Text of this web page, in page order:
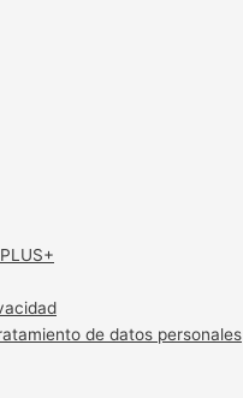
de datos personales